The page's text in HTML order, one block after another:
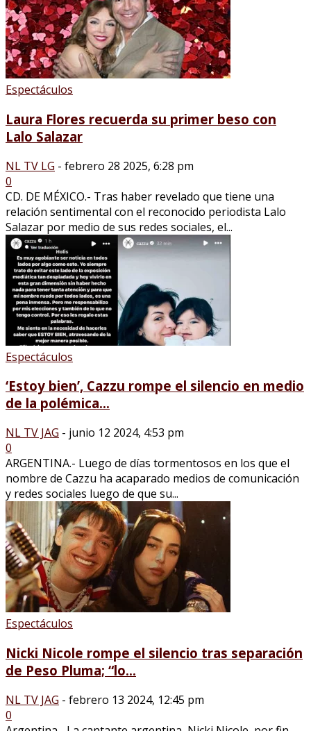
Espectáculos
Laura Flores recuerda su primer beso con
Lalo Salazar
NL TV LG - febrero 28 2025, 6:28 pm
0
CD. DE MÉXICO.- Tras haber revelado que tiene una
relación sentimental con el reconocido periodista Lalo
Salazar por medio de sus redes sociales, el...
Espectáculos
‘Estoy bien’, Cazzu rompe el silencio en medio
de la polémica...
NL TV JAG - junio 12 2024, 4:53 pm
0
ARGENTINA.- Luego de días tormentosos en los que el
nombre de Cazzu ha acaparado medios de comunicación
y redes sociales luego de que su...
Espectáculos
Nicki Nicole rompe el silencio tras separación
de Peso Pluma; “lo...
NL TV JAG - febrero 13 2024, 12:45 pm
0